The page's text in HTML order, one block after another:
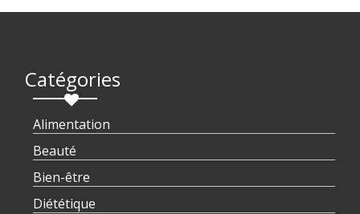
Catégories
Alimentation
Beauté
Bien-être
Diététique